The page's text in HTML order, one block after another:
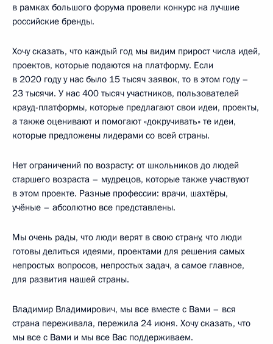
в рамках большого форума провели конкурс на лучшие
российские бренды.
Хочу сказать, что каждый год мы видим прирост числа идей,
проектов, которые подаются на платформу. Если
в 2020 году у нас было 15 тысяч заявок, то в этом году –
23 тысячи. У нас 400 тысяч участников, пользователей
крауд-платформы, которые предлагают свои идеи, проекты,
а также оценивают и помогают «докручивать» те идеи,
которые предложены лидерами со всей страны.
Нет ограничений по возрасту: от школьников до людей
старшего возраста – мудрецов, которые также участвуют
в этом проекте. Разные профессии: врачи, шахтёры,
учёные – абсолютно все представлены.
Мы очень рады, что люди верят в свою страну, что люди
готовы делиться идеями, проектами для решения самых
непростых вопросов, непростых задач, а самое главное,
для развития нашей страны.
Владимир Владимирович, мы все вместе с Вами – вся
страна переживала, пережила 24 июня. Хочу сказать, что
мы все с Вами и мы все Вас поддерживаем.